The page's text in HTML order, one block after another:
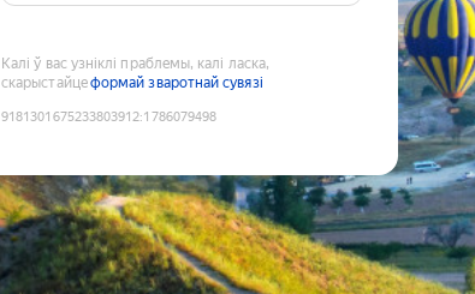
Калі ў вас узніклі праблемы, калі ласка,
скарыстайцеформай зваротнай сувязі
9181301675233803912:1786079498